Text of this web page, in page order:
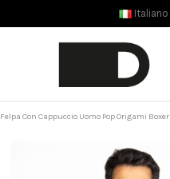
Italiano
Felpa Con Cappuccio Uomo Pop Origami Boxer